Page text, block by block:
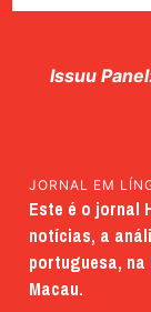
Issuu
JORNAL EM
Este é o jornal
notícias, a
portuguesa,
Macau.